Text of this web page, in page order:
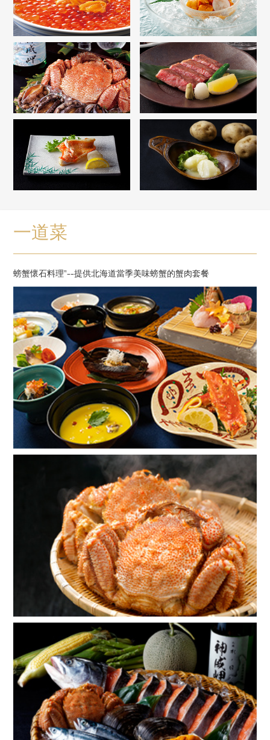
一道菜
螃蟹懷石料理"--提供北海道當季美味螃蟹的蟹肉套餐